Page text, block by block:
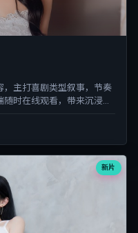
，主打喜剧类型叙事，节奏
时在线观看，带来沉浸式
新片